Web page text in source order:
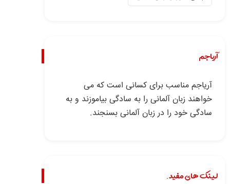
آریاجم
آریاجم مناسب برای کسانی است که می
خواهند زبان آلمانی را به سادگی بیاموزند و به
سادگی خود را در زبان آلمانی بسنجند.
لینک های مفید.